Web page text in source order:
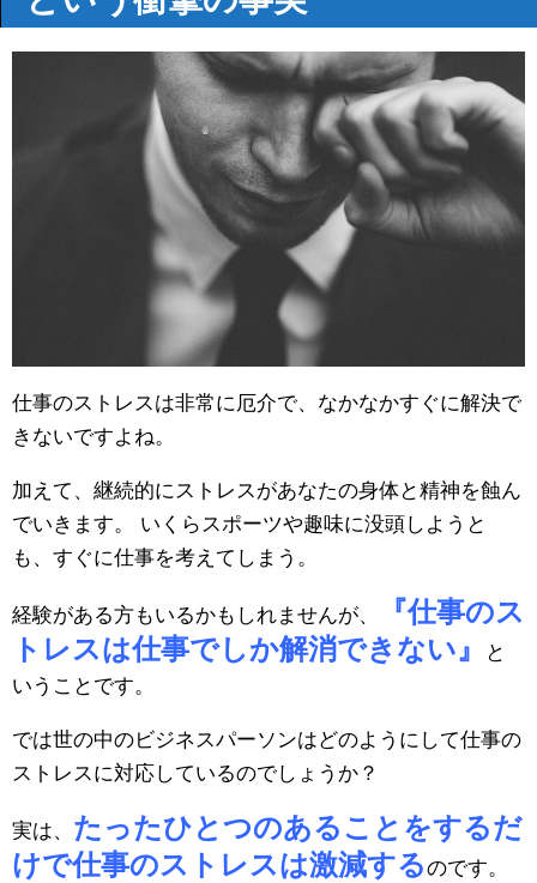
仕事のストレスは非常に厄介で、なかなかすぐに解決で
きないですよね。
加えて、継続的にストレスがあなたの身体と精神を蝕ん
でいきます。 いくらスポーツや趣味に没頭しようと
も、すぐに仕事を考えてしまう。
経験がある方もいるかもしれませんが、
『仕事のス
トレスは仕事でしか解消できない』
と
いうことです。
では世の中のビジネスパーソンはどのようにして仕事の
ストレスに対応しているのでしょうか？
実は、 たったひとつのあることをするだ
けで仕事のストレスは激減するのです。